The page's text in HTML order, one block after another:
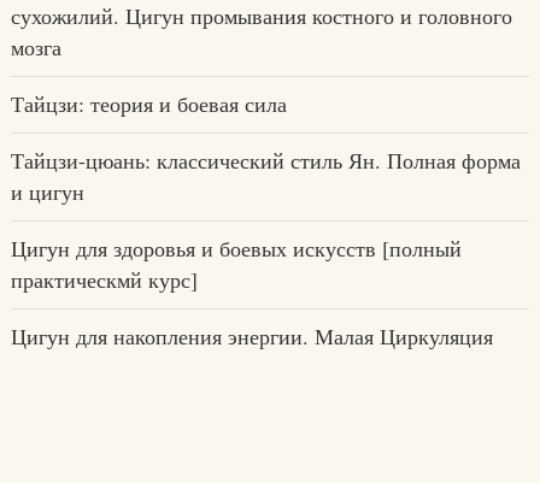
сухожилий. Цигун промывания костного и головного
мозга
Тайцзи: теория и боевая сила
Тайцзи-цюань: классический стиль Ян. Полная форма
и цигун
Цигун для здоровья и боевых искусств [полный
практическмй курс]
Цигун для накопления энергии. Малая Циркуляция